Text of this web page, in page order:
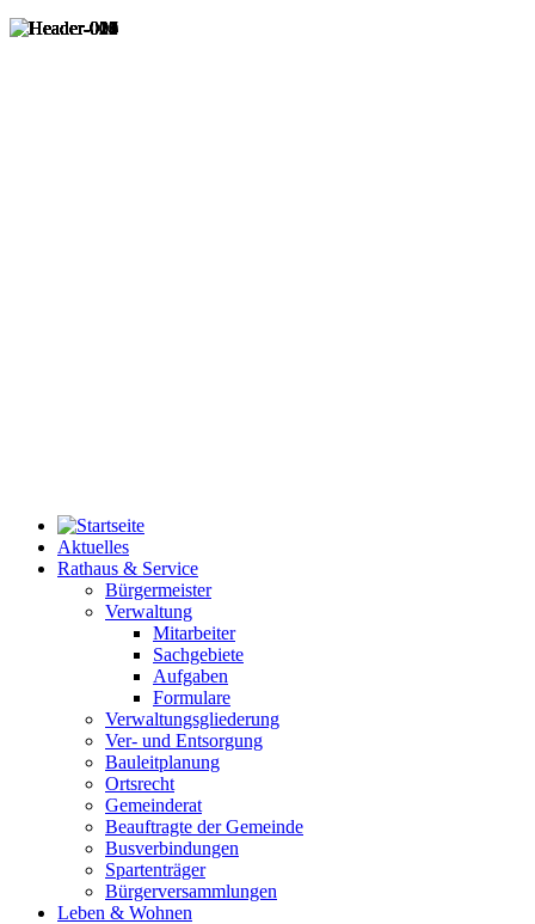
Aktuelles
Rathaus & Service
Bürgermeister
Verwaltung
Mitarbeiter
Sachgebiete
Aufgaben
Formulare
Verwaltungsgliederung
Ver- und Entsorgung
Bauleitplanung
Ortsrecht
Gemeinderat
Beauftragte der Gemeinde
Busverbindungen
Spartenträger
Bürgerversammlungen
Leben & Wohnen